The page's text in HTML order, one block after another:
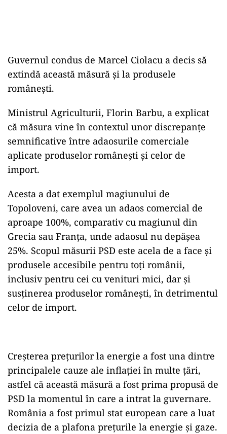
Guvernul condus de Marcel Ciolacu a decis să
extindă această măsură și la produsele
românești.
Ministrul Agriculturii, Florin Barbu, a explicat
că măsura vine în contextul unor discrepanțe
semnificative între adaosurile comerciale
aplicate produselor românești și celor de
import.
Acesta a dat exemplul magiunului de
Topoloveni, care avea un adaos comercial de
aproape 100%, comparativ cu magiunul din
Grecia sau Franța, unde adaosul nu depășea
25%. Scopul măsurii PSD este acela de a face și
produsele accesibile pentru toți românii,
inclusiv pentru cei cu venituri mici, dar și
susținerea produselor românești, în detrimentul
celor de import.
Creșterea prețurilor la energie a fost una dintre
principalele cauze ale inflației în multe țări,
astfel că această măsură a fost prima propusă de
PSD la momentul în care a intrat la guvernare.
România a fost primul stat european care a luat
decizia de a plafona prețurile la energie și gaze.